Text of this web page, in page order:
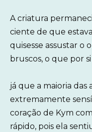
A criatura
ciente de que
quisesse assustar o
bruscos, o que por
já que a maioria das
extremamente
coração de Kym
rápido, pois ela